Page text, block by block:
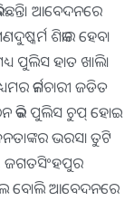
ଆବେଦନରେ
ଶିକାର ହେବା
ପୁଲିସ ହାତ ଖାଲି।
କର୍ମଚାରୀ ଜଡିତ
କରି ପୁଲିସ ଚୁପ୍ ହୋଇ
ଭରସା ତୁଟି
ଜଗତସିଂହପୁର
ବୋଲି ଆବେଦନରେ